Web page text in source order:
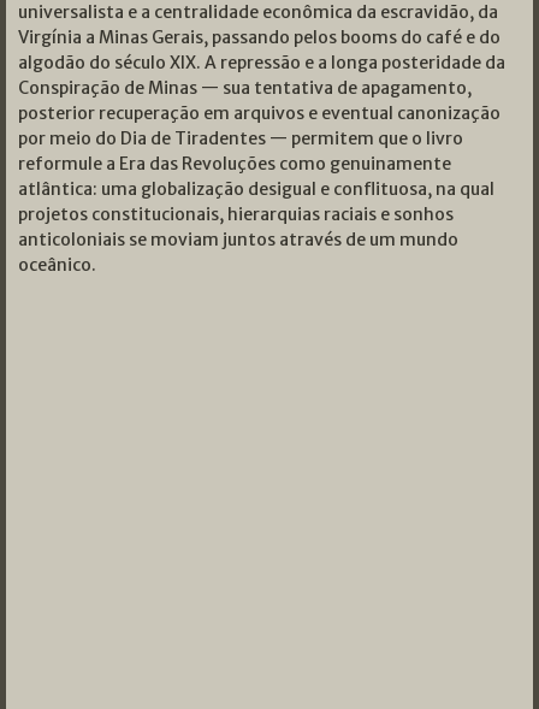
universalista e a centralidade econômica da escravidão, da
Virgínia a Minas Gerais, passando pelos booms do café e do
algodão do século XIX. A repressão e a longa posteridade da
Conspiração de Minas — sua tentativa de apagamento,
posterior recuperação em arquivos e eventual canonização
por meio do Dia de Tiradentes — permitem que o livro
reformule a Era das Revoluções como genuinamente
atlântica: uma globalização desigual e conflituosa, na qual
projetos constitucionais, hierarquias raciais e sonhos
anticoloniais se moviam juntos através de um mundo
oceânico.